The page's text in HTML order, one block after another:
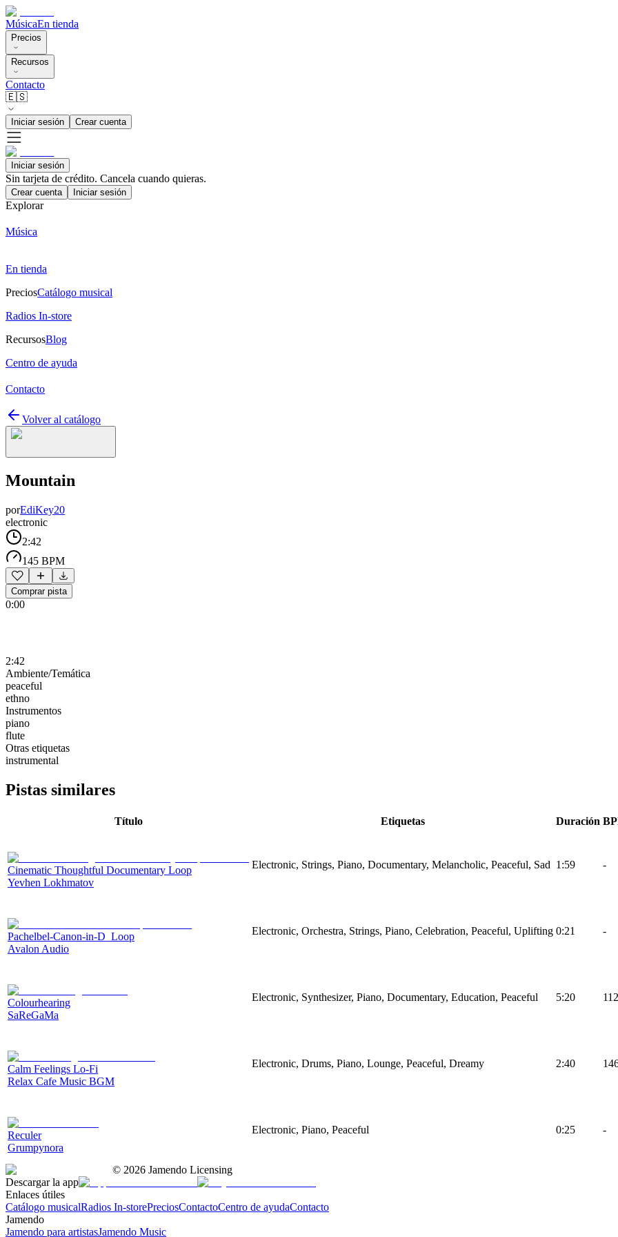
MúsicaEn tienda
Precios
Recursos
Contacto
🇪🇸
Iniciar sesión Crear cuenta
Iniciar sesión
Sin tarjeta de crédito. Cancela cuando quieras.
Crear cuenta Iniciar sesión
Explorar
Música
En tienda
PreciosCatálogo musical
Radios In-store
RecursosBlog
Centro de ayuda
Contacto
Volver al catálogo
Mountain
porEdiKey20
electronic
2:42
145 BPM
Comprar pista
0:00
2:42
Ambiente/Temática
peaceful
ethno
Instrumentos
piano
flute
Otras etiquetas
instrumental
Pistas similares
Título Etiquetas Duración
Cinematic Thoughtful Documentary Loop
Yevhen Lokhmatov
Electronic, Strings, Piano, Documentary, Melancholic, Peaceful, Sad 1:59 -
Pachelbel-Canon-in-D_Loop
Avalon Audio
Electronic, Orchestra, Strings, Piano, Celebration, Peaceful, Uplifting 0:21 -
Colourhearing
SaReGaMa
Electronic, Synthesizer, Piano, Documentary, Education, Peaceful 5:20 112
Calm Feelings Lo-Fi
Relax Cafe Music BGM
Electronic, Drums, Piano, Lounge, Peaceful, Dreamy 2:40
Reculer
Grumpynora
Electronic, Piano, Peaceful 0:25 -
© 2026 Jamendo Licensing
Descargar la app
Enlaces útiles
Catálogo musicalRadios In-storePreciosContactoCentro de ayudaContacto
Jamendo
Jamendo para artistasJamendo Music